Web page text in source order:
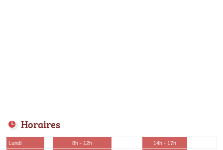
Horaires
Lundi 8h - 12h
14h - 17h